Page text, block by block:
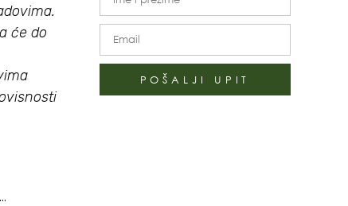
će do
POŠALJI UPIT